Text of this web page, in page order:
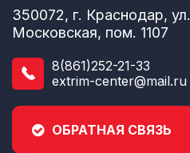
350072, г. Краснодар, ул.
Московская, пом. 1107
8(861)252-21-33
extrim-center@mail.ru
ОБРАТНАЯ СВЯЗЬ